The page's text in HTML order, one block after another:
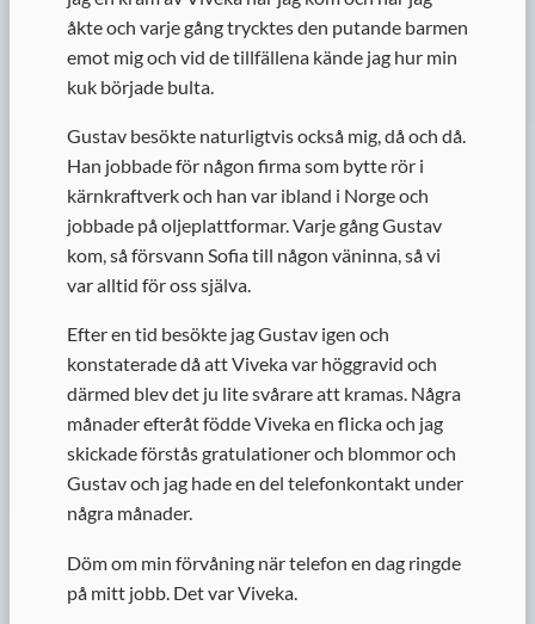
åkte och varje gång trycktes den putande barmen
emot mig och vid de tillfällena kände jag hur min
kuk började bulta.
Gustav besökte naturligtvis också mig, då och då.
Han jobbade för någon firma som bytte rör i
kärnkraftverk och han var ibland i Norge och
jobbade på oljeplattformar. Varje gång Gustav
kom, så försvann Sofia till någon väninna, så vi
var alltid för oss själva.
Efter en tid besökte jag Gustav igen och
konstaterade då att Viveka var höggravid och
därmed blev det ju lite svårare att kramas. Några
månader efteråt födde Viveka en flicka och jag
skickade förstås gratulationer och blommor och
Gustav och jag hade en del telefonkontakt under
några månader.
Döm om min förvåning när telefon en dag ringde
på mitt jobb. Det var Viveka.